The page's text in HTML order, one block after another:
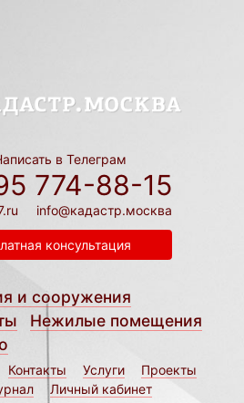
в Телеграм
774-88-15
info@кадастр.москва
консультация
и сооружения
Нежилые помещения
Контакты Услуги
Проекты
Личный кабинет